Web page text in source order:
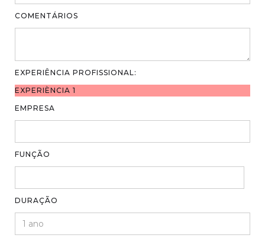
COMENTÁRIOS
EXPERIÊNCIA PROFISSIONAL:
EXPERIÈNCIA 1
EMPRESA
FUNÇÃO
DURAÇÃO